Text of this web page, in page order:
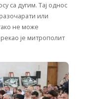
са дугим. Тај однос
или
не може
је митрополит